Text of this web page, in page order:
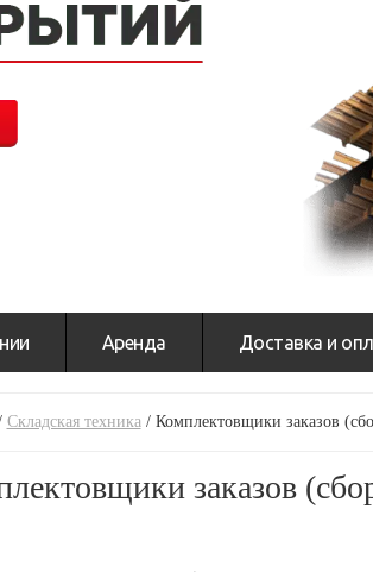
Аренда Доставка и
Складская техника/ Комплектовщики заказов
заказов